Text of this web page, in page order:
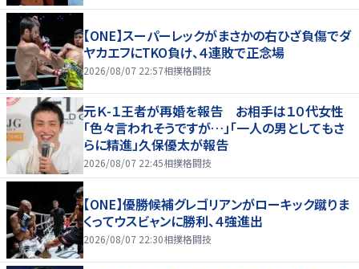
【ONE】スーパーレックがまさかの右ひざ負傷でダ
ヤカエフにTKO負け、４連敗で正念場
2026/08/07 22:57相撲格闘技
元Ｋ-１王者が再婚を報告 お相手は１０代女性
「色々言われそうですが…」「一人の男としてもさ
らに精進」久保優太が報告
2026/08/07 22:45相撲格闘技
【ONE】優勝候補グレゴリアンがローキック蹴りま
くってウスビャンに勝利、４強進出
2026/08/07 22:30相撲格闘技